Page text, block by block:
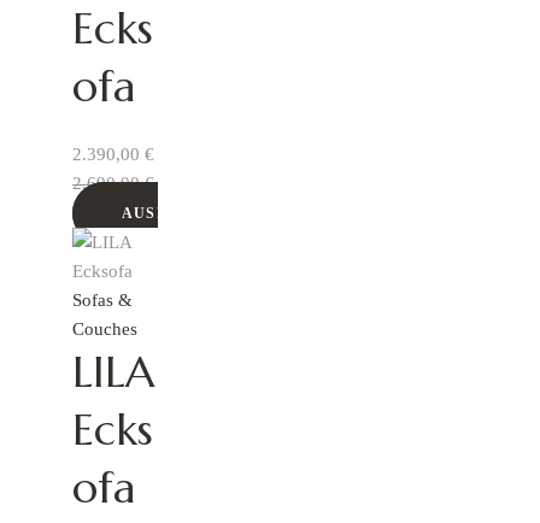
Ecks
ofa
2.390,00 €
2.690,00€
AUSFÜHRUNG WÄHLEN
Sofas &
Couches
LILA
Ecks
ofa